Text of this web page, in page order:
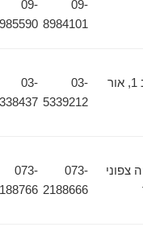
8984101
8985590
1, אור
03-
5339212
5338437
073-
2188666
073-
2188766